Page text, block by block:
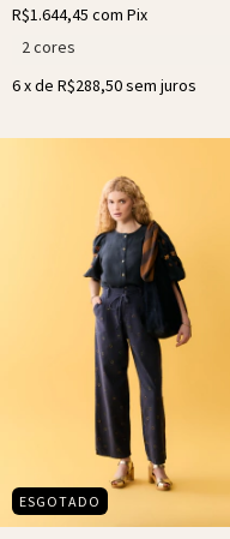
R$1.644,45 com Pix
2 cores
6x de R$288,50sem juros
ESGOTADO